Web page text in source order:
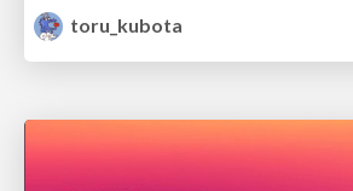
toru_kubota